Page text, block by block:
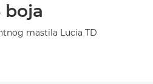
boja
mastila Lucia TD